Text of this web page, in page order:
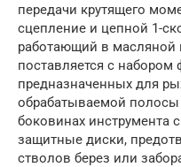
передачи крутящего
сцепление и цепной 1-
работающий в масляной
поставляется с
предназначенных для
обрабатываемой
боковинах инструмента
защитные диски,
стволов берез или